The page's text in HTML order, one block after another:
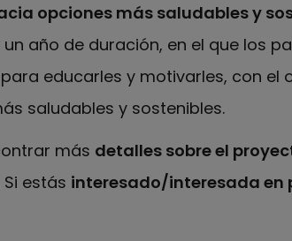
opciones más saludables y
año de duración, en el que los
educarles y motivarles, con el
saludables y sostenibles.
más detalles sobre el
estás interesado/interesada en